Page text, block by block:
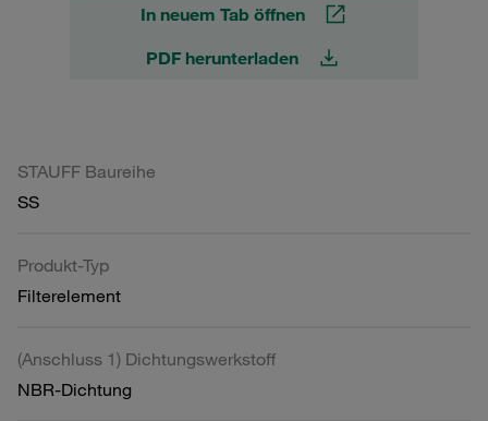
In neuem Tab öffnen
PDF herunterladen
STAUFF Baureihe
SS
Produkt-Typ
Filterelement
(Anschluss 1) Dichtungswerkstoff
NBR-Dichtung